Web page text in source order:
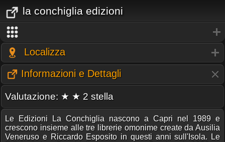
la conchiglia edizioni
Localizza
Informazioni e Dettagli
Valutazione: ★ ★ 2 stella
Le Edizioni La Conchiglia nascono a Capri nel 1989 e
crescono insieme alle tre librerie omonime create da Ausilia
Veneruso e Riccardo Esposito in questi anni sull'Isola. Le